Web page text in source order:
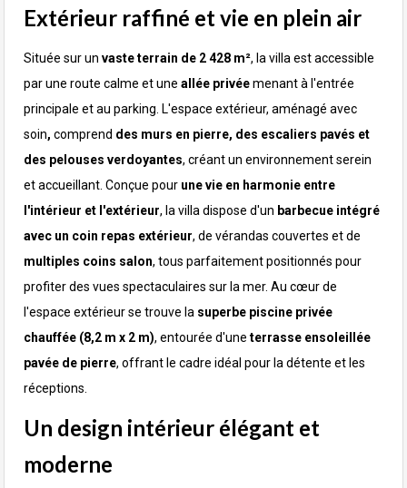
Extérieur raffiné et vie en plein air
Située sur un vaste terrain de 2 428 m², la villa est accessible
par une route calme et une allée privéemenant à l'entrée
principale et au parking. L'espace extérieur, aménagé avec
soin, comprend des murs en pierre, des escaliers pavés et
des pelouses verdoyantes, créant un environnement serein
et accueillant. Conçue pour une vie en harmonie entre
l'intérieur et l'extérieur, la villa dispose d'un barbecue intégré
avec un coin repas extérieur, de vérandas couvertes et de
multiples coins salon, tous parfaitement positionnés pour
profiter des vues spectaculaires sur la mer. Au cœur de
l'espace extérieur se trouve la superbe piscine privée
chauffée (8,2 m x 2 m), entourée d'une terrasse ensoleillée
pavée de pierre, offrant le cadre idéal pour la détente et les
réceptions.
Un design intérieur élégant et
moderne